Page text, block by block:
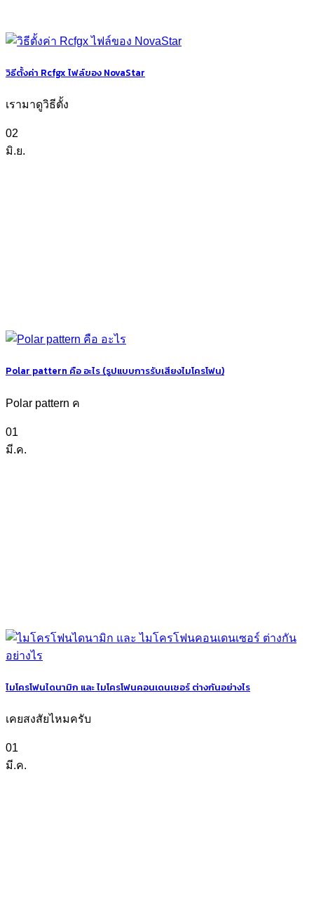
วิธีตั้งค่า Rcfgx ไฟล์ของ NovaStar
เรามาดูวิธีตั้ง
02
มิ.ย.
Polar pattern คือ อะไร (รูปแบบการรับเสียงไมโครโฟน)
Polar pattern ค
01
มี.ค.
ไมโครโฟนไดนามิก และ ไมโครโฟนคอนเดนเซอร์ ต่างกันอย่างไร
เคยสงสัยไหมครับ
01
มี.ค.